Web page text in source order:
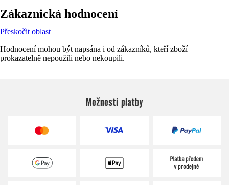
Zákaznická hodnocení
Přeskočit oblast
Hodnocení mohou být napsána i od zákazníků, kteří zboží
prokazatelně nepoužili nebo nekoupili.
Možnosti platby